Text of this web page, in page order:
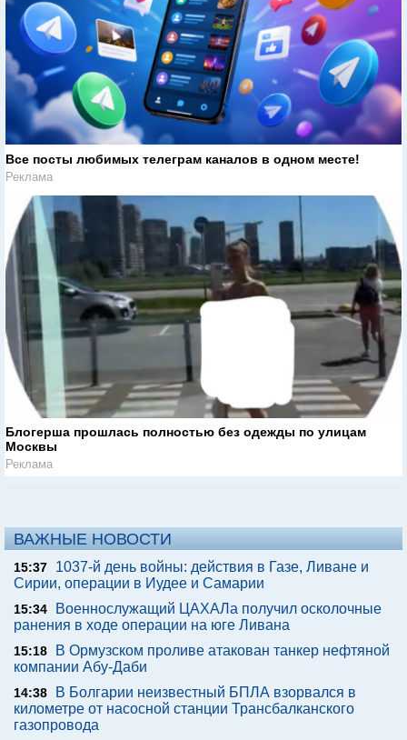
Все посты любимых телеграм каналов в одном месте!
Реклама
Блогерша прошлась полностью без одежды по улицам
Москвы
Реклама
ВАЖНЫЕ НОВОСТИ
15:37
1037-й день войны: действия в Газе, Ливане и
Сирии, операции в Иудее и Самарии
15:34
Военнослужащий ЦАХАЛа получил осколочные
ранения в ходе операции на юге Ливана
15:18
В Ормузском проливе атакован танкер нефтяной
компании Абу-Даби
14:38
В Болгарии неизвестный БПЛА взорвался в
километре от насосной станции Трансбалканского
газопровода